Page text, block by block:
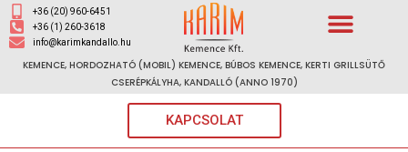
+36 (20) 960-6451
+36 (1) 260-3618
info@karimkandallo.hu
KEMENCE, HORDOZHATÓ (MOBIL) KEMENCE, BÚBOS KEMENCE, KERTI GRILLSÜTŐ
CSERÉPKÁLYHA, KANDALLÓ (ANNO 1970)
KAPCSOLAT